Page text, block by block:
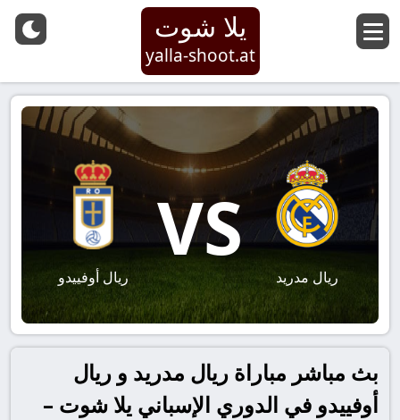
يلا شوت
yalla-shoot.at
ريال مدريد
VS
ريال أوفييدو
بث مباشر مباراة ريال مدريد و ريال
أوفييدو في الدوري الإسباني يلا شوت –